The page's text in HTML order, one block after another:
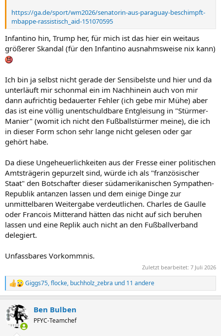
https://ga.de/sport/wm2026/senatorin-aus-paraguay-beschimpft-
mbappe-rassistisch_aid-151070595
Infantino hin, Trump her, für mich ist das hier ein weitaus
größerer Skandal (für den Infantino ausnahmsweise nix kann)
Ich bin ja selbst nicht gerade der Sensibelste und hier und da
unterläuft mir schonmal ein im Nachhinein auch von mir
dann aufrichtig bedauerter Fehler (ich gebe mir Mühe) aber
das ist eine völlig unentschuldbare Entgleisung in "Stürmer-
Manier" (womit ich nicht den Fußballstürmer meine), die ich
in dieser Form schon sehr lange nicht gelesen oder gar
gehört habe.
Da diese Ungeheuerlichkeiten aus der Fresse einer politischen
Amtsträgerin gepurzelt sind, würde ich als "französischer
Staat" den Botschafter dieser südamerikanischen Sympathen-
Republik antanzen lassen und dem einige Dinge zur
unmittelbaren Weitergabe verdeutlichen. Charles de Gaulle
oder Francois Mitterand hätten das nicht auf sich beruhen
lassen und eine Replik auch nicht an den Fußballverband
delegiert.
Unfassbares Vorkommnis.
Zuletzt bearbeitet: 7 Juli 2026
R
e
k
t
i
Giggs75,flocke, buchholz_zebra und 11 andere
Ben Bulben
PFYC-Teamchef